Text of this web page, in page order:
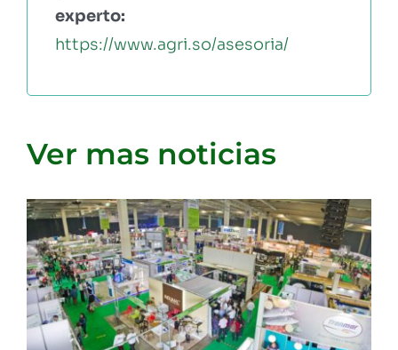
experto:
https://www.agri.so/asesoria/
Ver mas noticias